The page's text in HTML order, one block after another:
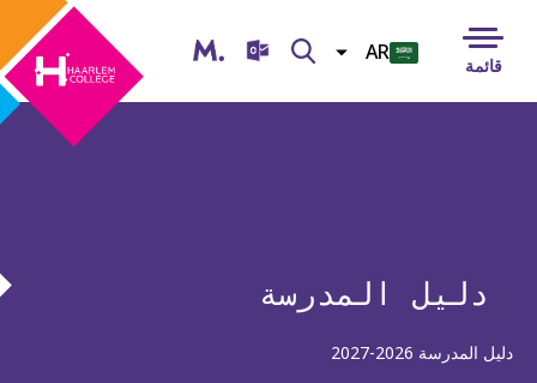
Magister بحث AR قائمة
دليل المدرسة
دليل المدرسة 2026-2027